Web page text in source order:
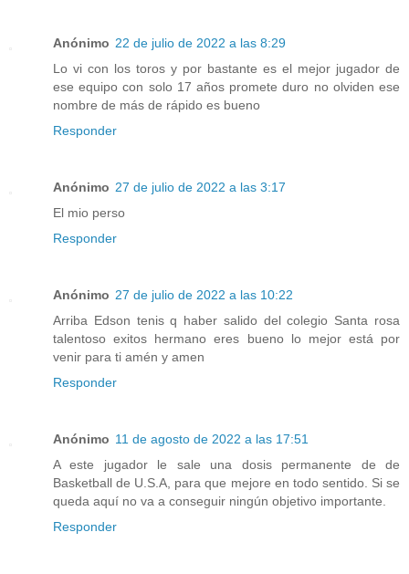
Anónimo 22 de julio de 2022 a las 8:29
Lo vi con los toros y por bastante es el mejor jugador de
ese equipo con solo 17 años promete duro no olviden ese
nombre de más de rápido es bueno
Responder
Anónimo 27 de julio de 2022 a las 3:17
El mio perso
Responder
Anónimo 27 de julio de 2022 a las 10:22
Arriba Edson tenis q haber salido del colegio Santa rosa
talentoso exitos hermano eres bueno lo mejor está por
venir para ti amén y amen
Responder
Anónimo 11 de agosto de 2022 a las 17:51
A este jugador le sale una dosis permanente de de
Basketball de U.S.A, para que mejore en todo sentido. Si se
queda aquí no va a conseguir ningún objetivo importante.
Responder